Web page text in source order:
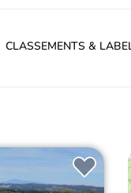
CLASSEMENTS &